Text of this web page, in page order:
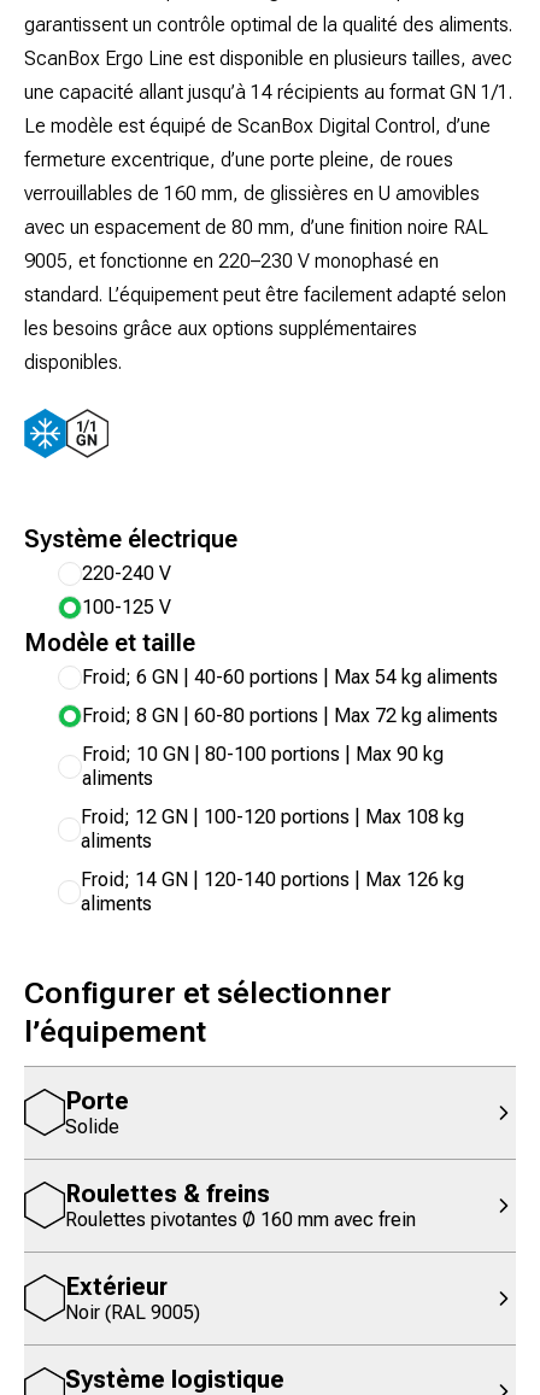
garantissent un contrôle optimal de la qualité des aliments.
ScanBox Ergo Line est disponible en plusieurs tailles, avec
une capacité allant jusqu’à 14 récipients au format GN 1/1.
Le modèle est équipé de ScanBox Digital Control, d’une
fermeture excentrique, d’une porte pleine, de roues
verrouillables de 160 mm, de glissières en U amovibles
avec un espacement de 80 mm, d’une finition noire RAL
9005, et fonctionne en 220–230 V monophasé en
standard. L’équipement peut être facilement adapté selon
les besoins grâce aux options supplémentaires
disponibles.
Système électrique
220-240 V
100-125 V
Modèle et taille
Froid; 6 GN | 40-60 portions | Max 54 kg aliments
Froid; 8 GN | 60-80 portions | Max 72 kg aliments
Froid; 10 GN | 80-100 portions | Max 90 kg
aliments
Froid; 12 GN | 100-120 portions | Max 108 kg
aliments
Froid; 14 GN | 120-140 portions | Max 126 kg
aliments
Configurer et sélectionner
l’équipement
Porte
Solide
Roulettes & freins
Roulettes pivotantes Ø 160 mm avec frein
Extérieur
Noir (RAL 9005)
Système logistique